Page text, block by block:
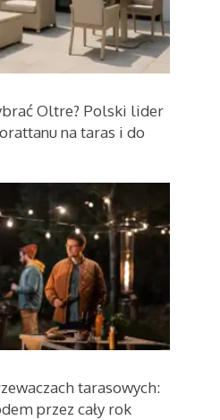
Oltre? Polski lider
na taras i do
tarasowych:
przez cały rok